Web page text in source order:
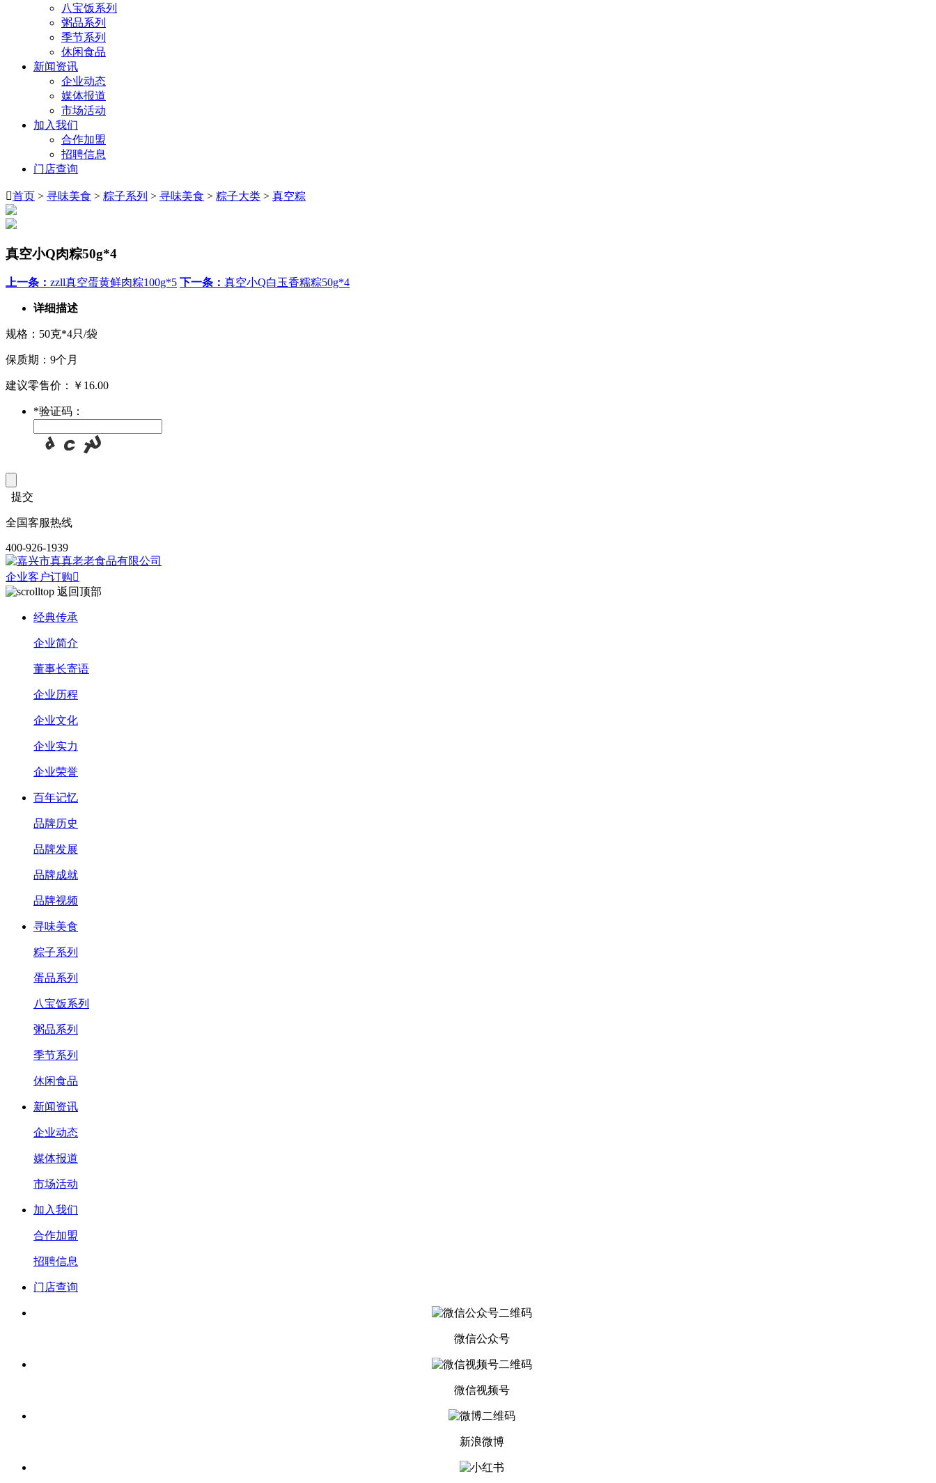
八宝饭系列
粥品系列
季节系列
休闲食品
新闻资讯
企业动态
媒体报道
市场活动
加入我们
合作加盟
招聘信息
门店查询
首页 > 寻味美食 > 粽子系列 > 寻味美食 > 粽子大类 > 真空粽
真空小Q肉粽50g*4
上一条： zzll真空蛋黄鲜肉粽100g*5 下一条： 真空小Q白玉香糯粽50g*4
详细描述
规格：50克*4只/袋
保质期：9个月
建议零售价：￥16.00
*验证码：
提交
全国客服热线
400-926-1939
企业客户订购
返回顶部
经典传承
企业简介
董事长寄语
企业历程
企业文化
企业实力
企业荣誉
百年记忆
品牌历史
品牌发展
品牌成就
品牌视频
寻味美食
粽子系列
蛋品系列
八宝饭系列
粥品系列
季节系列
休闲食品
新闻资讯
企业动态
媒体报道
市场活动
加入我们
合作加盟
招聘信息
门店查询
微信公众号
微信视频号
新浪微博